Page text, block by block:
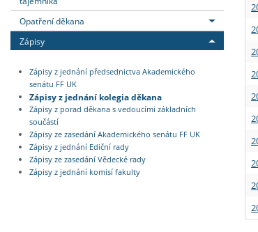
Opatření děkana
Zápisy
Zápisy z jednání předsednictva Akademického
senátu FF UK
Zápisy z jednání kolegia děkana
Zápisy z porad děkana s vedoucími základních
součástí
Zápisy ze zasedání Akademického senátu FF UK
Zápisy z jednání Ediční rady
Zápisy ze zasedání Vědecké rady
Zápisy z jednání komisí fakulty